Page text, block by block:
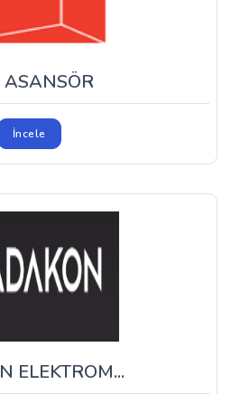
ASANSÖR
İncele
ELEKTROM...